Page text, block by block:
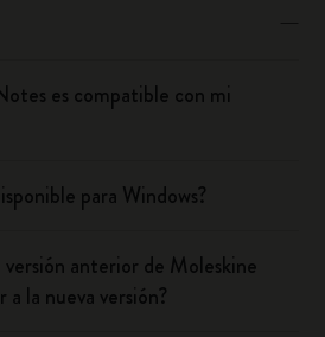
es compatible con mi
para Windows?
versión anterior de Moleskine
la nueva versión?